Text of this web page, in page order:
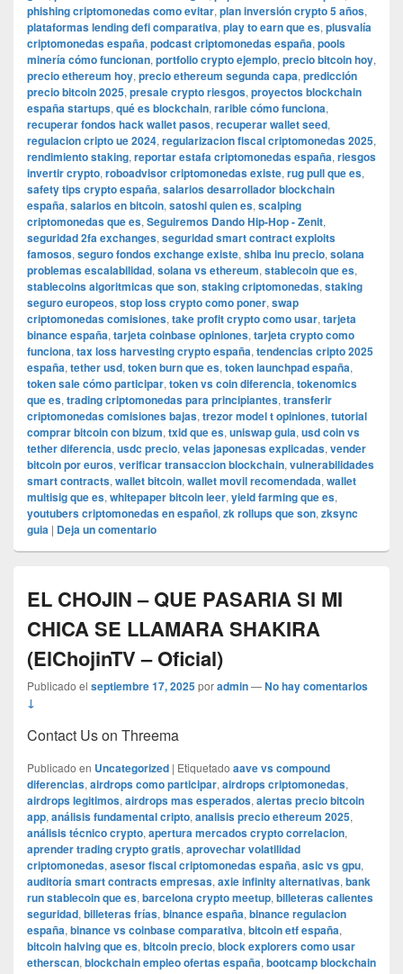
phishing criptomonedas como evitar, plan inversión crypto 5 años,
plataformas lending defi comparativa, play to earn que es, plusvalía
criptomonedas españa, podcast criptomonedas españa, pools
minería cómo funcionan, portfolio crypto ejemplo, precio bitcoin hoy,
precio ethereum hoy, precio ethereum segunda capa, predicción
precio bitcoin 2025, presale crypto riesgos, proyectos blockchain
españa startups, qué es blockchain, rarible cómo funciona,
recuperar fondos hack wallet pasos, recuperar wallet seed,
regulacion cripto ue 2024, regularizacion fiscal criptomonedas 2025,
rendimiento staking, reportar estafa criptomonedas españa, riesgos
invertir crypto, roboadvisor criptomonedas existe, rug pull que es,
safety tips crypto españa, salarios desarrollador blockchain
españa, salarios en bitcoin, satoshi quien es, scalping
criptomonedas que es, Seguiremos Dando Hip-Hop - Zenit,
seguridad 2fa exchanges, seguridad smart contract exploits
famosos, seguro fondos exchange existe, shiba inu precio, solana
problemas escalabilidad, solana vs ethereum, stablecoin que es,
stablecoins algoritmicas que son, staking criptomonedas, staking
seguro europeos, stop loss crypto como poner, swap
criptomonedas comisiones, take profit crypto como usar, tarjeta
binance españa, tarjeta coinbase opiniones, tarjeta crypto como
funciona, tax loss harvesting crypto españa, tendencias cripto 2025
españa, tether usd, token burn que es, token launchpad españa,
token sale cómo participar, token vs coin diferencia, tokenomics
que es, trading criptomonedas para principiantes, transferir
criptomonedas comisiones bajas, trezor model t opiniones, tutorial
comprar bitcoin con bizum, txid que es, uniswap guia, usd coin vs
tether diferencia, usdc precio, velas japonesas explicadas, vender
bitcoin por euros, verificar transaccion blockchain, vulnerabilidades
smart contracts, wallet bitcoin, wallet movil recomendada, wallet
multisig que es, whitepaper bitcoin leer, yield farming que es,
youtubers criptomonedas en español, zk rollups que son, zksync
guia | Deja un comentario
EL CHOJIN – QUE PASARIA SI MI
CHICA SE LLAMARA SHAKIRA
(ElChojinTV – Oficial)
Publicado el septiembre 17, 2025poradmin—No hay comentarios
↓
Contact Us on Threema
Publicado en Uncategorized | Etiquetado aave vs compound
diferencias, airdrops como participar, airdrops criptomonedas,
airdrops legitimos, airdrops mas esperados, alertas precio bitcoin
app, análisis fundamental cripto, analisis precio ethereum 2025,
análisis técnico crypto, apertura mercados crypto correlacion,
aprender trading crypto gratis, aprovechar volatilidad
criptomonedas, asesor fiscal criptomonedas españa, asic vs gpu,
auditoría smart contracts empresas, axie infinity alternativas, bank
run stablecoin que es, barcelona crypto meetup, billeteras calientes
seguridad, billeteras frías, binance españa, binance regulacion
españa, binance vs coinbase comparativa, bitcoin etf españa,
bitcoin halving que es, bitcoin precio, block explorers como usar
etherscan, blockchain empleo ofertas españa, bootcamp blockchain